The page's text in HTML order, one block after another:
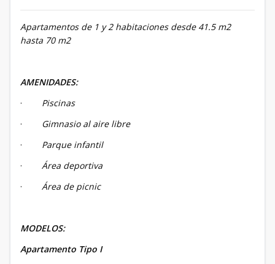
Apartamentos de 1 y 2 habitaciones desde 41.5 m2
hasta 70 m2
AMENIDADES:
· Piscinas
·
Gimnasio al aire libre
· Parque infantil
· Área deportiva
· Área de picnic
MODELOS:
Apartamento Tipo I